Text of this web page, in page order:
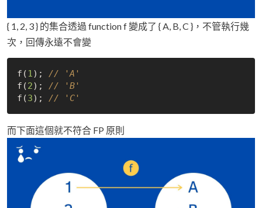
{ 1, 2, 3 } 的集合透過 function f 變成了 { A, B, C }，不管執行幾
次，回傳永遠不會變
f(1); // 'A'
f(2); // 'B'
f(3); // 'C'
而下面這個就不符合 FP 原則